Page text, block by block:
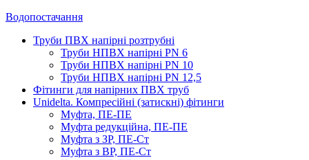
Водопостачання
Труби ПВХ напірні розтрубні
Труби НПВХ напірні PN 6
Труби НПВХ напірні PN 10
Труби НПВХ напірні PN 12,5
Фітинги для напірних ПВХ труб
Unidelta. Компресійні (затискні) фітинги
Муфта, ПЕ-ПЕ
Муфта редукційна, ПЕ-ПЕ
Муфта з ЗР, ПЕ-Ст
Муфта з ВР, ПЕ-Ст